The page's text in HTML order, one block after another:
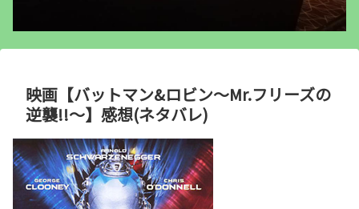
映画【バットマン&ロビン～Mr.フリーズの
逆襲!!～】感想(ネタバレ)